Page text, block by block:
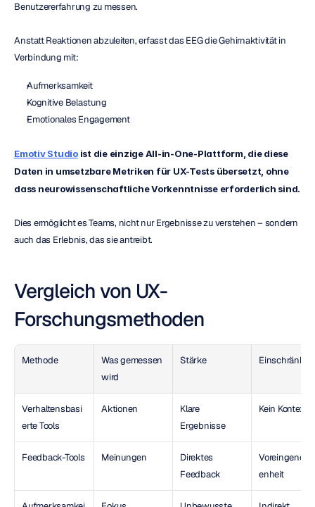
Benutzererfahrung zu messen.
Anstatt Reaktionen abzuleiten, erfasst das EEG die Gehirnaktivität in
Verbindung mit:
Aufmerksamkeit
Kognitive Belastung
Emotionales Engagement
Emotiv Studio ist die einzige All-in-One-Plattform, die diese
Daten in umsetzbare Metriken für UX-Tests übersetzt, ohne
dass neurowissenschaftliche Vorkenntnisse erforderlich sind.
Dies ermöglicht es Teams, nicht nur Ergebnisse zu verstehen – sondern
auch das Erlebnis, das sie antreibt.
Vergleich von UX-
Forschungsmethoden
Methode
Was gemessen
wird
Stärke
Verhaltensbasi
erte Tools
Aktionen
Klare
Ergebnisse
Kein Kontext
Feedback-Tools Meinungen
Direktes
Feedback
enheit